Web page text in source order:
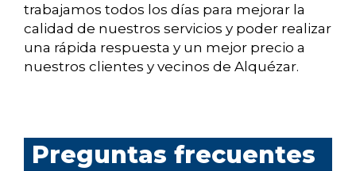
trabajamos todos los días para mejorar la
calidad de nuestros servicios y poder realizar
una rápida respuesta y un mejor precio a
nuestros clientes y vecinos de Alquézar.
Preguntas frecuentes